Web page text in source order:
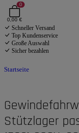
0
0,00 €
Schneller Versand
Top Kundenservice
Große Auswahl
Sicher bezahlen
Startseite
Stützlager